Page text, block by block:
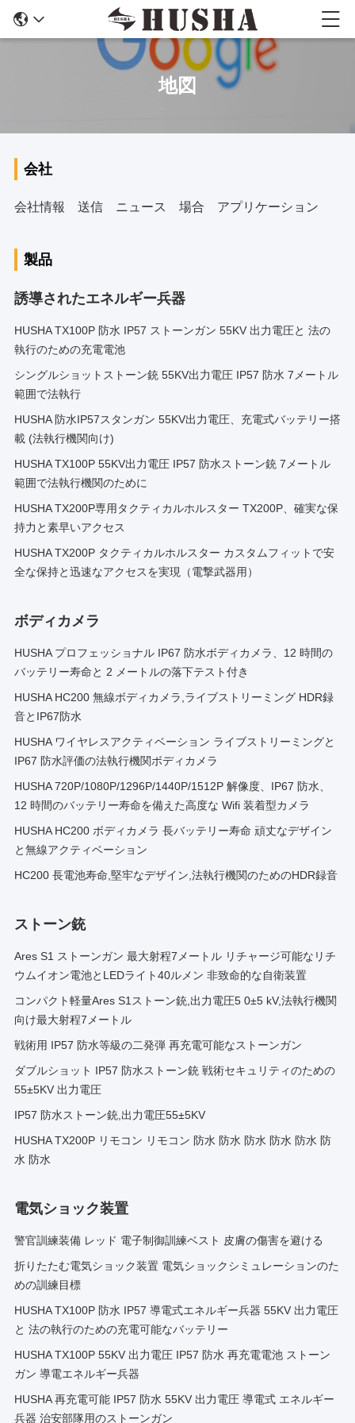
地図
会社
会社情報 送信 ニュース 場合 アプリケーション
製品
誘導されたエネルギー兵器
HUSHA TX100P 防水 IP57 ストーンガン 55KV 出力電圧と 法の
執行のための充電電池
シングルショットストーン銃 55KV出力電圧 IP57 防水 7メートル
範囲で法執行
HUSHA 防水IP57スタンガン 55KV出力電圧、充電式バッテリー搭
載 (法執行機関向け)
HUSHA TX100P 55KV出力電圧 IP57 防水ストーン銃 7メートル
範囲で法執行機関のために
HUSHA TX200P専用タクティカルホルスター TX200P、確実な保
持力と素早いアクセス
HUSHA TX200P タクティカルホルスター カスタムフィットで安
全な保持と迅速なアクセスを実現（電撃武器用）
ボディカメラ
HUSHA プロフェッショナル IP67 防水ボディカメラ、12 時間の
バッテリー寿命と 2 メートルの落下テスト付き
HUSHA HC200 無線ボディカメラ,ライブストリーミング HDR録
音とIP67防水
HUSHA ワイヤレスアクティベーション ライブストリーミングと
IP67 防水評価の法執行機関ボディカメラ
HUSHA 720P/1080P/1296P/1440P/1512P 解像度、IP67 防水、
12 時間のバッテリー寿命を備えた高度な Wifi 装着型カメラ
HUSHA HC200 ボディカメラ 長バッテリー寿命 頑丈なデザイン
と無線アクティベーション
HC200 長電池寿命,堅牢なデザイン,法執行機関のためのHDR録音
ストーン銃
Ares S1 ストーンガン 最大射程7メートル リチャージ可能なリチ
ウムイオン電池とLEDライト40ルメン 非致命的な自衛装置
コンパクト軽量Ares S1ストーン銃,出力電圧5 0±5 kV,法執行機関
向け最大射程7メートル
戦術用 IP57 防水等級の二発弾 再充電可能なストーンガン
ダブルショット IP57 防水ストーン銃 戦術セキュリティのための
55±5KV 出力電圧
IP57 防水ストーン銃,出力電圧55±5KV
HUSHA TX200P リモコン リモコン 防水 防水 防水 防水 防水 防
水 防水
電気ショック装置
警官訓練装備 レッド 電子制御訓練ベスト 皮膚の傷害を避ける
折りたたむ電気ショック装置 電気ショックシミュレーションのた
めの訓練目標
HUSHA TX100P 防水 IP57 導電式エネルギー兵器 55KV 出力電圧
と 法の執行のための充電可能なバッテリー
HUSHA TX100P 55KV 出力電圧 IP57 防水 再充電電池 ストーン
ガン 導電エネルギー兵器
HUSHA 再充電可能 IP57 防水 55KV 出力電圧 導電式 エネルギー
兵器 治安部隊用のストーンガン